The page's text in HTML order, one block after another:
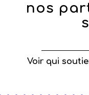
nos
Voir qui